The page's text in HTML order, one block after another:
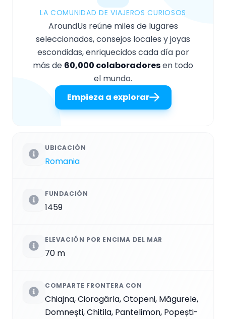
LA COMUNIDAD DE VIAJEROS CURIOSOS
AroundUs reúne miles de lugares
seleccionados, consejos locales y joyas
escondidas, enriquecidos cada día por
más de 60,000 colaboradoresen todo
el mundo.
Empieza a explorar
UBICACIÓN
Romania
FUNDACIÓN
1459
ELEVACIÓN POR ENCIMA DEL MAR
70 m
COMPARTE FRONTERA CON
Chiajna, Ciorogârla, Otopeni, Măgurele,
Domnești, Chitila, Pantelimon, Popești-